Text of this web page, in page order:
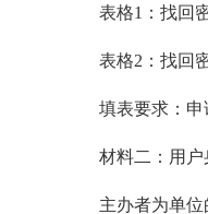
表格1：找回
表格2：找回
填表要求：申
材料二：用户
主办者为单